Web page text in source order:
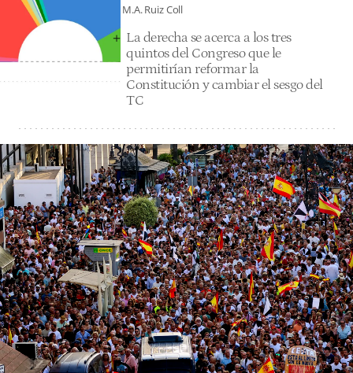
M.A. Ruiz Coll
La derecha se acerca a los tres
quintos del Congreso que le
permitirían reformar la
Constitución y cambiar el sesgo del
TC